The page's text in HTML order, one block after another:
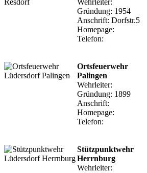
Gründung: 1954
Anschrift: Dorfstr.5
Homepage:
Telefon:
Ortsfeuerwehr
Palingen
Wehrleiter:
Gründung: 1899
Anschrift:
Homepage:
Telefon:
Stützpunktwehr
Herrnburg
Wehrleiter: